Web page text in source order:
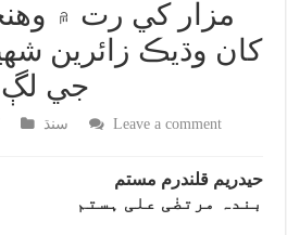
کان وڌيڪ زائرين
جي لڳ
سنڌ
Leave a comment
حیدریم قلندرم مستم
بندہ مرتضٰی علی ہستم